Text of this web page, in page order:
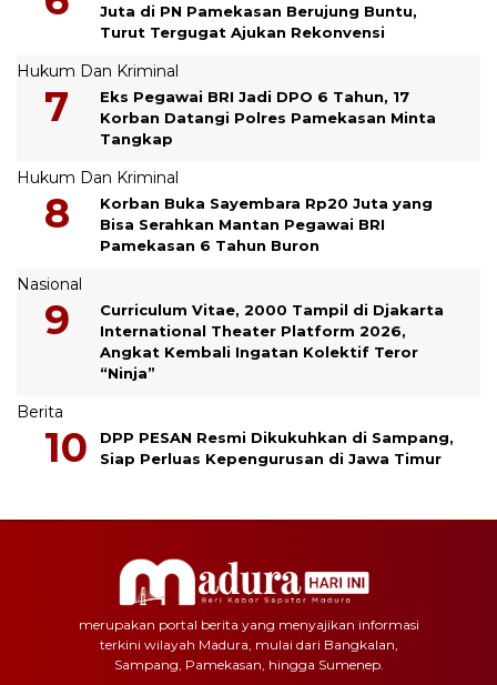
Juta di PN Pamekasan Berujung Buntu,
Turut Tergugat Ajukan Rekonvensi
Hukum Dan Kriminal
Eks Pegawai BRI Jadi DPO 6 Tahun, 17
Korban Datangi Polres Pamekasan Minta
Tangkap
Hukum Dan Kriminal
Korban Buka Sayembara Rp20 Juta yang
Bisa Serahkan Mantan Pegawai BRI
Pamekasan 6 Tahun Buron
Nasional
Curriculum Vitae, 2000 Tampil di Djakarta
International Theater Platform 2026,
Angkat Kembali Ingatan Kolektif Teror
“Ninja”
Berita
DPP PESAN Resmi Dikukuhkan di Sampang,
Siap Perluas Kepengurusan di Jawa Timur
merupakan portal berita yang menyajikan informasi
terkini wilayah Madura, mulai dari Bangkalan,
Sampang, Pamekasan, hingga Sumenep.